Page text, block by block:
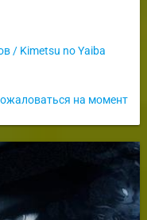
/ Kimetsu no Yaiba
на момент